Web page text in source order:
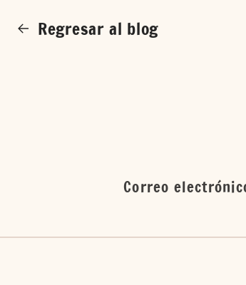
Regresar al blog
Correo